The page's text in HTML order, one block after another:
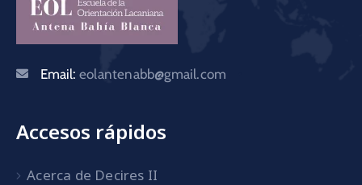
Email: eolantenabb@gmail.com
Accesos rápidos
Acerca de Decires II